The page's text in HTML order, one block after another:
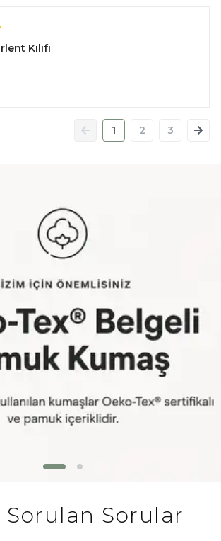
Kılıfı
1 2 3
Sorulan Sorular